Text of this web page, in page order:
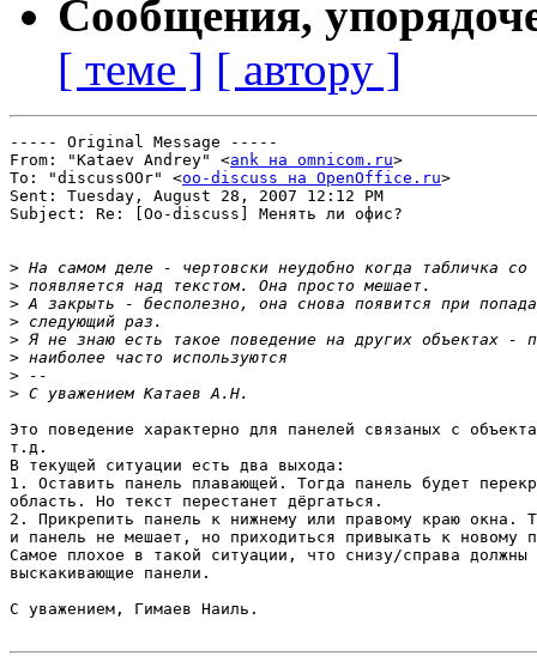
Сообщения,
[ теме ] [ автору ]
----- Original Message -----
From: "Kataev Andrey" <ank на omnicom.ru>
To: "discussOOr" <oo-discuss на OpenOffice.ru>
Sent: Tuesday, August 28, 2007 12:12 PM
Subject: Re: [Oo-discuss] Менять ли офис?
>
>
>
>
>
>
>
>
Это поведение характерно для панелей связаных с
т.д.
В текущей ситуации есть два выхода:
1. Оставить панель плавающей. Тогда панель будет
область. Но текст перестанет дёргаться.
2. Прикрепить панель к нижнему или правому краю окна.
и панель не мешает, но приходиться привыкать к новому
Самое плохое в такой ситуации, что снизу/справа
выскакивающие панели.
С уважением, Гимаев Наиль.